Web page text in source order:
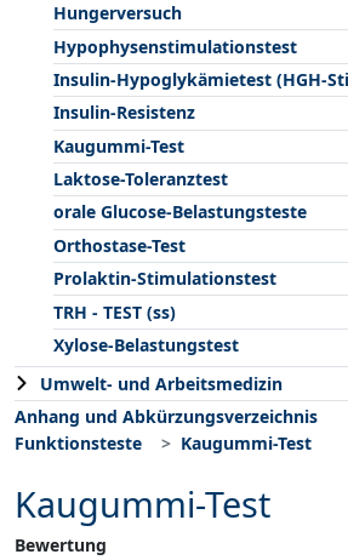
Hungerversuch
Hypophysenstimulationstest
Insulin-Hypoglykämietest (HGH-
Insulin-Resistenz
Kaugummi-Test
Laktose-Toleranztest
orale Glucose-Belastungsteste
Orthostase-Test
Prolaktin-Stimulationstest
TRH - TEST (ss)
Xylose-Belastungstest
Umwelt- und Arbeitsmedizin
Anhang und Abkürzungsverzeichnis
Funktionsteste
Kaugummi-Test
Kaugummi-Test
Bewertung